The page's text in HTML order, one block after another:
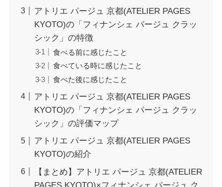
アトリエ パージュ 京都(ATELIER PAGES
KYOTO)の「フィナンシェ パージュ クラッ
シック」の特徴
食べる前に感じたこと
食べている時に感じたこと
食べた後に感じたこと
アトリエ パージュ 京都(ATELIER PAGES
KYOTO)の「フィナンシェ パージュ クラッ
シック」の評価マップ
アトリエ パージュ 京都(ATELIER PAGES
KYOTO)の紹介
【まとめ】アトリエ パージュ 京都(ATELIER